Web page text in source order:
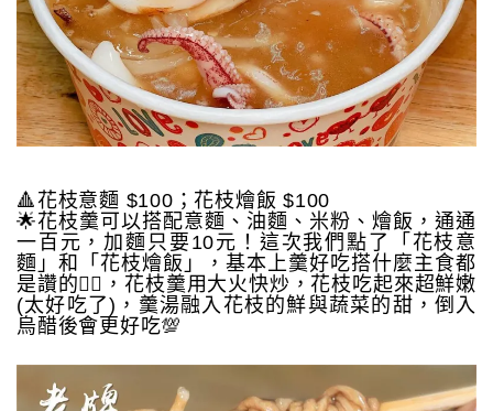
🔺花枝意麵 $100；花枝燴飯 $100
🌟花枝羹可以搭配意麵、油麵、米粉、燴飯，通通
一百元，加麵只要10元！這次我們點了「花枝意
麵」和「花枝燴飯」，基本上羹好吃搭什麼主食都
是讚的👍🏻，花枝羹用大火快炒，花枝吃起來超鮮嫩
(太好吃了)，羹湯融入花枝的鮮與蔬菜的甜，倒入
烏醋後會更好吃💯